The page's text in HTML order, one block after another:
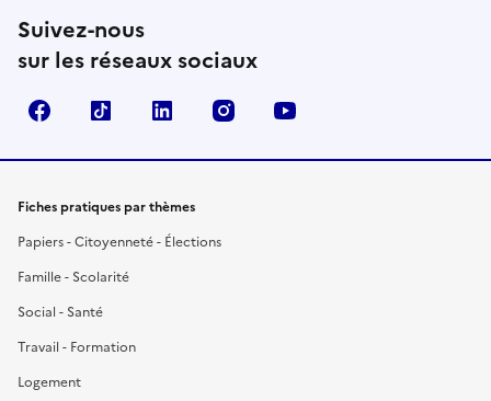
Suivez-nous
sur les réseaux sociaux
FacebookTikTok LinkedIn Instagram
Fiches pratiques par thèmes
Papiers - Citoyenneté - Élections
Famille - Scolarité
Social - Santé
Travail - Formation
Logement